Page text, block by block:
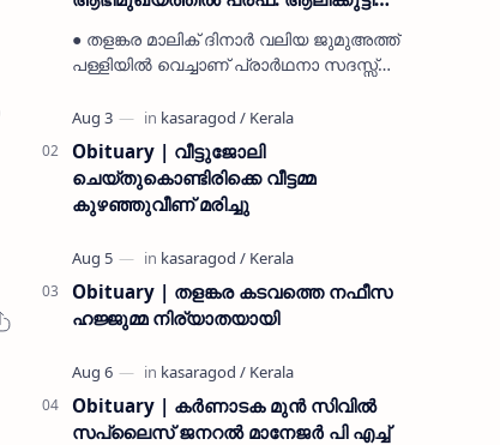
മുസ്ലിയാർ അനുസ്മരണം നടത്തി
● തളങ്കര മാലിക് ദിനാർ വലിയ ജുമുഅത്ത്
പള്ളിയിൽ വെച്ചാണ് പ്രാർഥനാ സദസ്സ്
ഉമർ മുസ്ലിയാർ പരിപാടിക്ക് നേതൃത്വം
നൽകി കാസ…
Obituary | വീട്ടുജോലി
ചെയ്തുകൊണ്ടിരിക്കെ വീട്ടമ്മ
കുഴഞ്ഞുവീണ് മരിച്ചു
Obituary | തളങ്കര കടവത്തെ നഫീസ
ഹജ്ജുമ്മ നിര്യാതയായി
Obituary | കർണാടക മുൻ സിവില്‍
സപ്ലൈസ് ജനറൽ മാനേജർ പി എച്ച്